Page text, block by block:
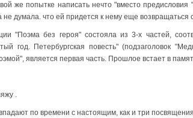
же попытке написать нечто "вместо предисловия
думала. что ей придется к нему еще возвращаться
"Поэма без героя" состояла из 3-х частей,
год. Петербургская повесть" (подзаголовок
является первая часть. Прошлое встает в
.
по времени с настоящим, как и три